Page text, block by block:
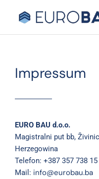
Impressum
EURO BAU d.o.o.
Magistralni put bb,
Herzegowina
Telefon: +387 357 738 15
Mail: info@eurobau.ba